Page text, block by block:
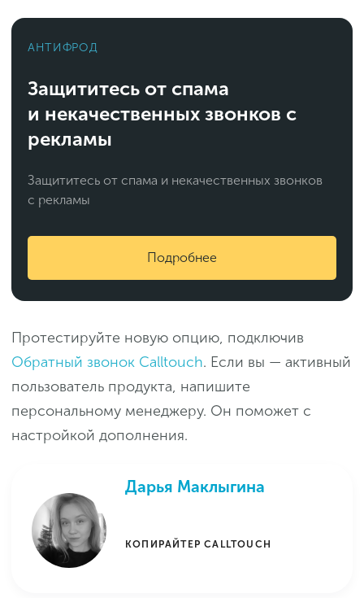
АНТИФРОД
Защититесь от спама
и некачественных звонков с
рекламы
Защититесь от спама и некачественных звонков
с рекламы
Подробнее
Протестируйте новую опцию, подключив
Обратный звонок Calltouch. Если вы — активный
пользователь продукта, напишите
персональному менеджеру. Он поможет с
настройкой дополнения.
Дарья Маклыгина
КОПИРАЙТЕР CALLTOUCH